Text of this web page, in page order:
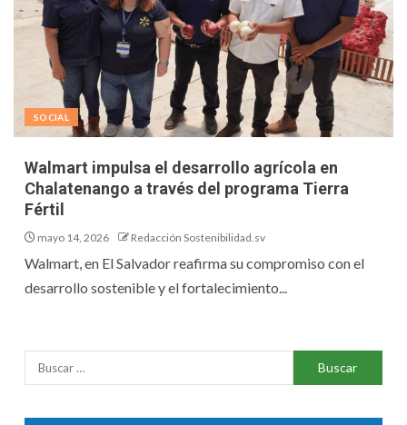
SOCIAL
Walmart impulsa el desarrollo agrícola en
Chalatenango a través del programa Tierra
Fértil
mayo 14, 2026 Redacción Sostenibilidad.sv
Walmart, en El Salvador reafirma su compromiso con el
desarrollo sostenible y el fortalecimiento...